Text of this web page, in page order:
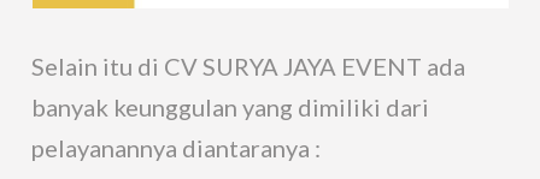
Selain itu di CV SURYA JAYA EVENT ada
banyak keunggulan yang dimiliki dari
pelayanannya diantaranya :